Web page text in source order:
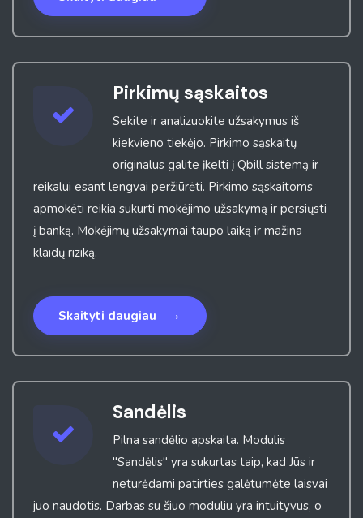
Pirkimų sąskaitos
Sekite ir analizuokite užsakymus iš
kiekvieno tiekėjo. Pirkimo sąskaitų
originalus galite įkelti į Qbill sistemą ir
reikalui esant lengvai peržiūrėti. Pirkimo sąskaitoms
apmokėti reikia sukurti mokėjimo užsakymą ir persiųsti
į banką. Mokėjimų užsakymai taupo laiką ir mažina
klaidų riziką.
Skaityti daugiau →
Sandėlis
Pilna sandėlio apskaita. Modulis
"Sandėlis" yra sukurtas taip, kad Jūs ir
neturėdami patirties galėtumėte laisvai
juo naudotis. Darbas su šiuo moduliu yra intuityvus, o